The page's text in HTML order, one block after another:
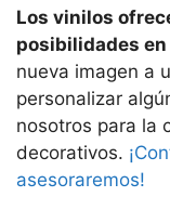
Los vinilos
posibilidades
nueva imagen a
personalizar
nosotros para la
decorativos.
asesoraremos!